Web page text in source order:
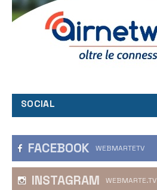
SOCIAL
FACEBOOK WEBMARTETV
INSTAGRAM WEBMARTE.TV